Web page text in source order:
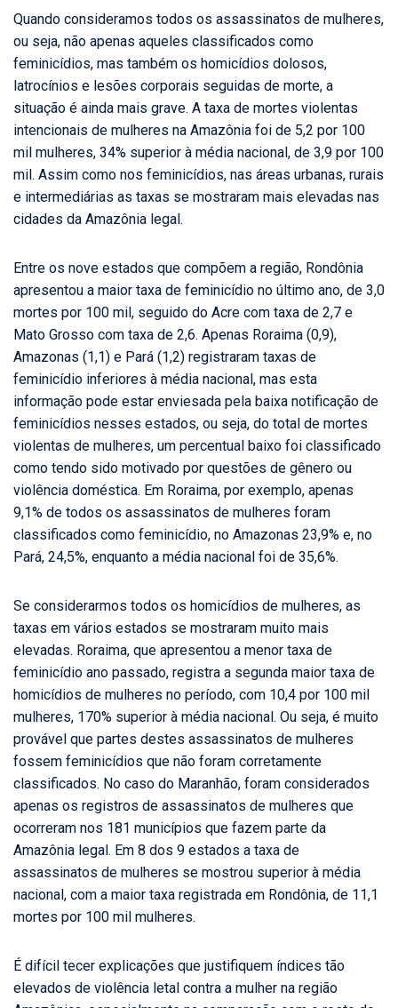
Quando consideramos todos os assassinatos de mulheres,
ou seja, não apenas aqueles classificados como
feminicídios, mas também os homicídios dolosos,
latrocínios e lesões corporais seguidas de morte, a
situação é ainda mais grave. A taxa de mortes violentas
intencionais de mulheres na Amazônia foi de 5,2 por 100
mil mulheres, 34% superior à média nacional, de 3,9 por 100
mil. Assim como nos feminicídios, nas áreas urbanas, rurais
e intermediárias as taxas se mostraram mais elevadas nas
cidades da Amazônia legal.
Entre os nove estados que compõem a região, Rondônia
apresentou a maior taxa de feminicídio no último ano, de 3,0
mortes por 100 mil, seguido do Acre com taxa de 2,7 e
Mato Grosso com taxa de 2,6. Apenas Roraima (0,9),
Amazonas (1,1) e Pará (1,2) registraram taxas de
feminicídio inferiores à média nacional, mas esta
informação pode estar enviesada pela baixa notificação de
feminicídios nesses estados, ou seja, do total de mortes
violentas de mulheres, um percentual baixo foi classificado
como tendo sido motivado por questões de gênero ou
violência doméstica. Em Roraima, por exemplo, apenas
9,1% de todos os assassinatos de mulheres foram
classificados como feminicídio, no Amazonas 23,9% e, no
Pará, 24,5%, enquanto a média nacional foi de 35,6%.
Se considerarmos todos os homicídios de mulheres, as
taxas em vários estados se mostraram muito mais
elevadas. Roraima, que apresentou a menor taxa de
feminicídio ano passado, registra a segunda maior taxa de
homicídios de mulheres no período, com 10,4 por 100 mil
mulheres, 170% superior à média nacional. Ou seja, é muito
provável que partes destes assassinatos de mulheres
fossem feminicídios que não foram corretamente
classificados. No caso do Maranhão, foram considerados
apenas os registros de assassinatos de mulheres que
ocorreram nos 181 municípios que fazem parte da
Amazônia legal. Em 8 dos 9 estados a taxa de
assassinatos de mulheres se mostrou superior à média
nacional, com a maior taxa registrada em Rondônia, de 11,1
mortes por 100 mil mulheres.
É difícil tecer explicações que justifiquem índices tão
elevados de violência letal contra a mulher na região